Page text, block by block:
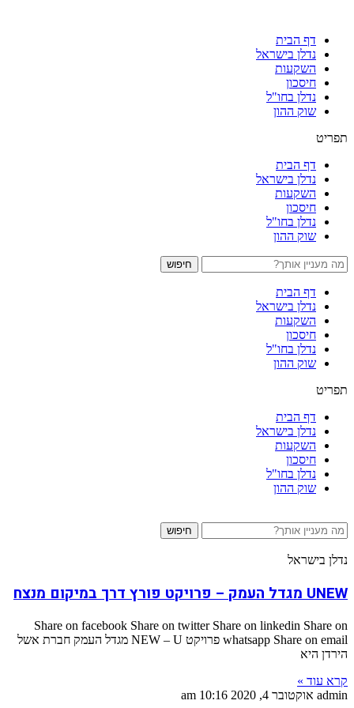
דף הבית
נדלן בישראל
השקעות
חיסכון
נדלן בחו"ל
שוק ההון
תפריט
דף הבית
נדלן בישראל
השקעות
חיסכון
נדלן בחו"ל
שוק ההון
חיפוש
דף הבית
נדלן בישראל
השקעות
חיסכון
נדלן בחו"ל
שוק ההון
תפריט
דף הבית
נדלן בישראל
השקעות
חיסכון
נדלן בחו"ל
שוק ההון
חיפוש
נדלן בישראל
UNEW מגדל העמק – פרויקט פורץ דרך במיקום מנצח
Share on facebook Share on twitter Share on linkedin Share on
whatsapp Share on email פרויקט NEW – U מגדל העמק חברת אשל
הירדן היא
קרא עוד »
admin אוקטובר 4, 2020 10:16 am